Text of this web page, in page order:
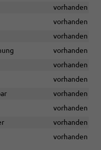
vorhanden
vorhanden
vorhanden
vorhanden
vorhanden
vorhanden
vorhanden
vorhanden
vorhanden
vorhanden